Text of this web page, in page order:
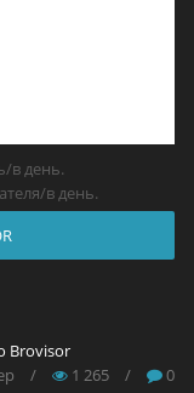
в день.
в день.
Brovisor
/ 1 265 / 0